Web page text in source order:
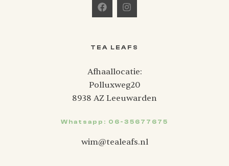
TEA LEAFS
Afhaallocatie:
Polluxweg20
8938 AZ Leeuwarden
Whatsapp: 06-35677675
wim@tealeafs.nl